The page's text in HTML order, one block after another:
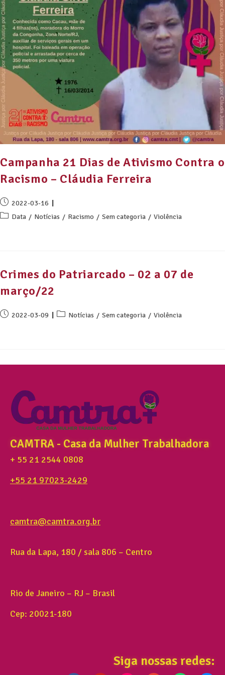
Campanha 21 Dias de Ativismo Contra o
Racismo – Cláudia Ferreira
2022-03-16
Data / Notícias / Racismo / Sem categoria / Violência
Crimes do Patriarcado – 02 a 07 de
março/22
2022-03-09 Notícias / Sem categoria / Violência
CAMTRA - Casa da Mulher Trabalhadora
+ 55 21 2544 0808
+55 21 97023-2429
camtra@camtra.org.br
Rua da Lapa, 180 / sala 806 – Centro
Rio de Janeiro – RJ – Brasil
Cep: 20021-180
Siga nossas redes: